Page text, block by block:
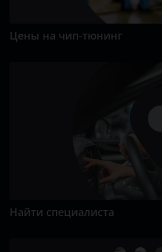
Цены на чип-тюнинг
Найти специалиста